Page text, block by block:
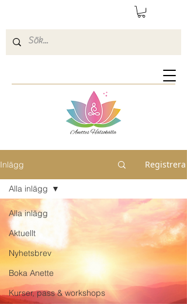
Inlägg Registrera
Alla inlägg
Aktuellt
Nyhetsbrev
Boka Anette
Kurser, pass & workshops
Alla inlägg